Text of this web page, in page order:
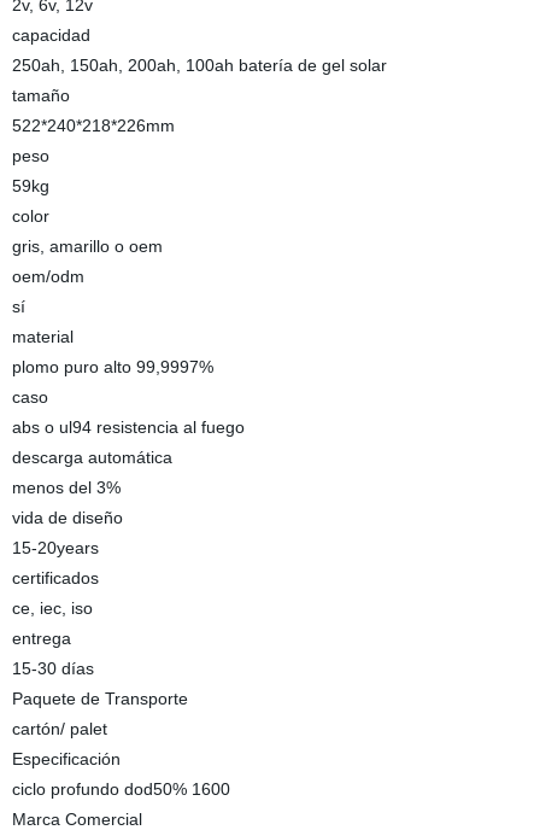
2v, 6v, 12v
capacidad
250ah, 150ah, 200ah, 100ah batería de gel solar
tamaño
522*240*218*226mm
peso
59kg
color
gris, amarillo o oem
oem/odm
sí
material
plomo puro alto 99,9997%
caso
abs o ul94 resistencia al fuego
descarga automática
menos del 3%
vida de diseño
15-20years
certificados
ce, iec, iso
entrega
15-30 días
Paquete de Transporte
cartón/ palet
Especificación
ciclo profundo dod50% 1600
Marca Comercial